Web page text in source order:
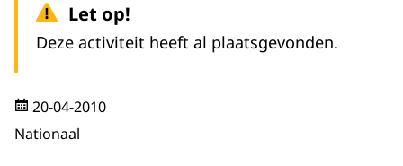
Let op!
Deze activiteit heeft al plaatsgevonden.
20-04-2010
Nationaal